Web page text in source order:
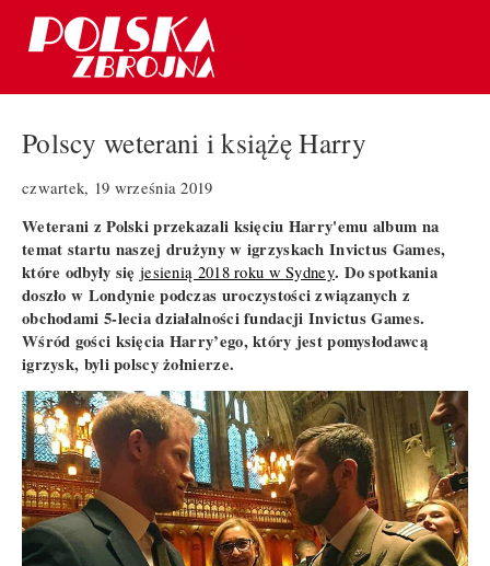
Polscy weterani i książę Harry
czwartek, 19 września 2019
Weterani z Polski przekazali księciu Harry'emu album na
temat startu naszej drużyny w igrzyskach Invictus Games,
które odbyły się jesienią 2018 roku w Sydney. Do spotkania
doszło w Londynie podczas uroczystości związanych z
obchodami 5-lecia działalności fundacji Invictus Games.
Wśród gości księcia Harry’ego, który jest pomysłodawcą
igrzysk, byli polscy żołnierze.